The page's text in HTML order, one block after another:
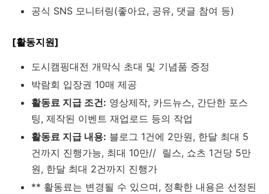
공식 SNS 모니터링(좋아요, 공유, 댓글 참여 등)
[활동지원]
도시캠핑대전 개막식 초대 및 기념품 증정
박람회 입장권 10매 제공
활동료 지급 조건: 영상제작, 카드뉴스, 간단한 포스
팅, 제작된 이벤트 재업로드 등의 작업
활동료 지급 내용: 블로그 1건에 2만원, 한달 최대 5
건까지 진행가능, 최대 10만// 릴스, 쇼츠 1건당 5만
원, 한달 최대 2건까지 진행가
** 활동료는 변경될 수 있으며, 정확한 내용은 선정된